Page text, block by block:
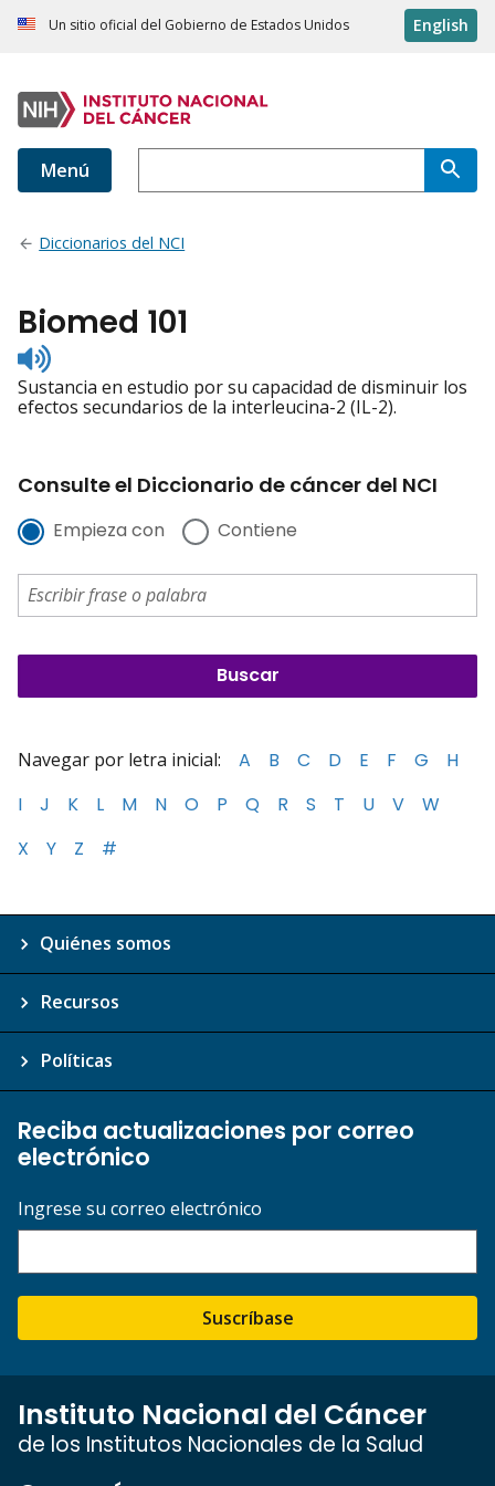
Un sitio oficial del Gobierno de Estados Unidos English
Menú
Diccionarios del NCI
Biomed 101
Listen
to
pronunciation
Sustancia en estudio por su capacidad de disminuir los
efectos secundarios de la interleucina-2 (IL-2).
Consulte el Diccionario de cáncer del NCI
Empieza con Contiene
Navegar por letra inicial: A B C D E F G
H
I
J K L M N O P Q R S T U V
W
X
Y Z #
Quiénes somos
Recursos
Políticas
Reciba actualizaciones por correo
electrónico
Ingrese su correo electrónico
Suscríbase
Instituto Nacional del Cáncer
de los Institutos Nacionales de la Salud